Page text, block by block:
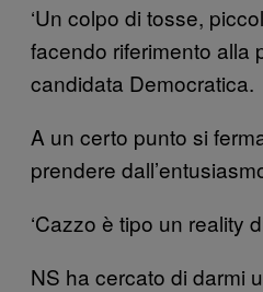
‘Un colpo di tosse,
facendo riferimento alla
candidata Democratica.
A un certo punto si
prendere
‘Cazzo è tipo un reality
NS ha cercato di darmi